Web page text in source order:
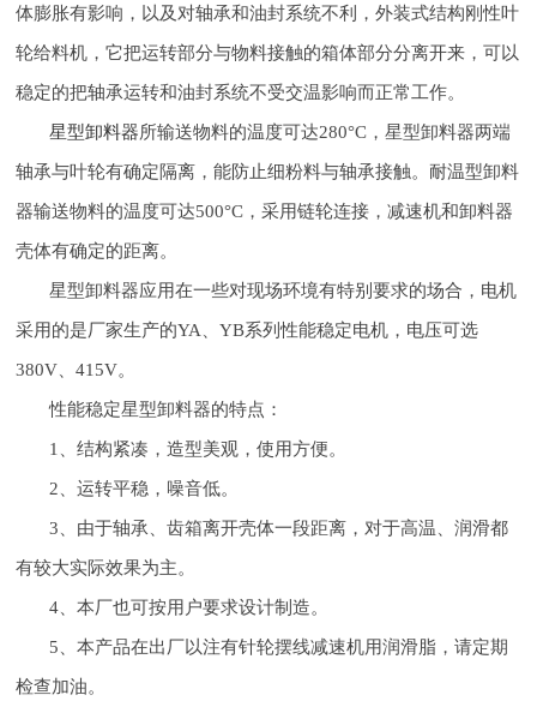
体膨胀有影响，以及对轴承和油封系统不利，外装式结构刚性叶
轮给料机，它把运转部分与物料接触的箱体部分分离开来，可以
稳定的把轴承运转和油封系统不受交温影响而正常工作。
星型卸料器所输送物料的温度可达280°C，星型卸料器两端
轴承与叶轮有确定隔离，能防止细粉料与轴承接触。耐温型卸料
器输送物料的温度可达500°C，采用链轮连接，减速机和卸料器
壳体有确定的距离。
星型卸料器应用在一些对现场环境有特别要求的场合，电机
采用的是厂家生产的YA、YB系列性能稳定电机，电压可选
380V、415V。
性能稳定星型卸料器的特点：
1、结构紧凑，造型美观，使用方便。
2、运转平稳，噪音低。
3、由于轴承、齿箱离开壳体一段距离，对于高温、润滑都
有较大实际效果为主。
4、本厂也可按用户要求设计制造。
5、本产品在出厂以注有针轮摆线减速机用润滑脂，请定期
检查加油。